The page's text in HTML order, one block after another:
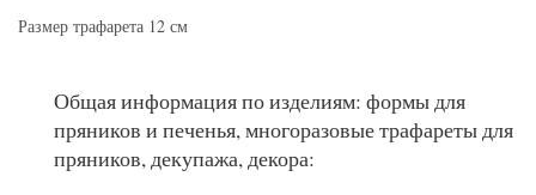
Размер трафарета 12 см
Общая информация по изделиям: формы для
пряников и печенья, многоразовые трафареты для
пряников, декупажа, декора: